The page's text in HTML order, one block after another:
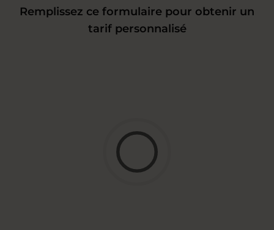
Remplissez ce formulaire pour obtenir un
tarif personnalisé